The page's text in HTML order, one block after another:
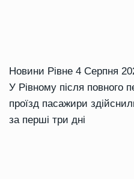
Новини Рівне 4 Серпня
У Рівному після повного
проїзд пасажири
за перші три дні